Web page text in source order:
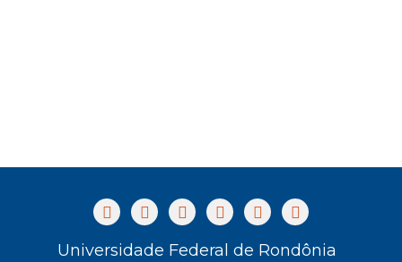
Universidade Federal de Rondônia